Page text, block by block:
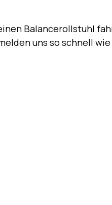
Balancerollstuhl
uns so schnell